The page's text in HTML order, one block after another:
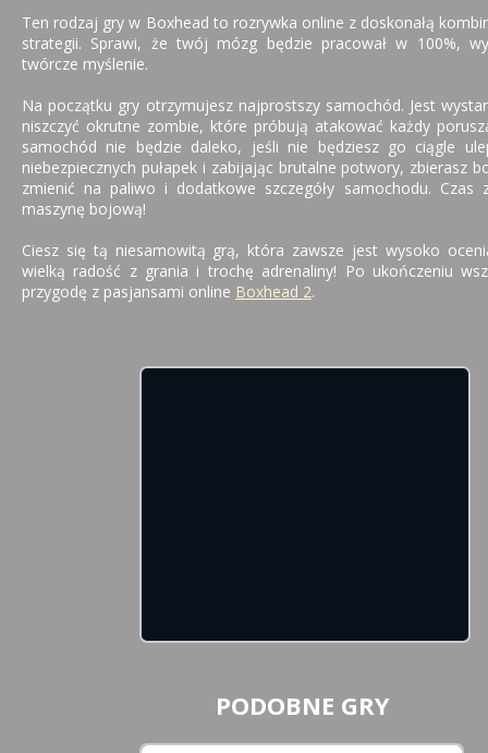
Ten rodzaj gry w Boxhead to rozrywka online z doskonałą
strategii. Sprawi, że twój mózg będzie pracował w 100%,
twórcze myślenie.
Na początku gry otrzymujesz najprostszy samochód. Jest
niszczyć okrutne zombie, które próbują atakować każdy
samochód nie będzie daleko, jeśli nie będziesz go ciągle
niebezpiecznych pułapek i zabijając brutalne potwory, zbierasz
zmienić na paliwo i dodatkowe szczegóły samochodu. Czas
maszynę bojową!
Ciesz się tą niesamowitą grą, która zawsze jest wysoko
wielką radość z grania i trochę adrenaliny! Po ukończeniu
przygodę z pasjansami online Boxhead 2.
PODOBNE GRY